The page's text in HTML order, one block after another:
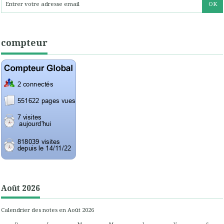
compteur
Août 2026
Calendrier des notes en Août 2026